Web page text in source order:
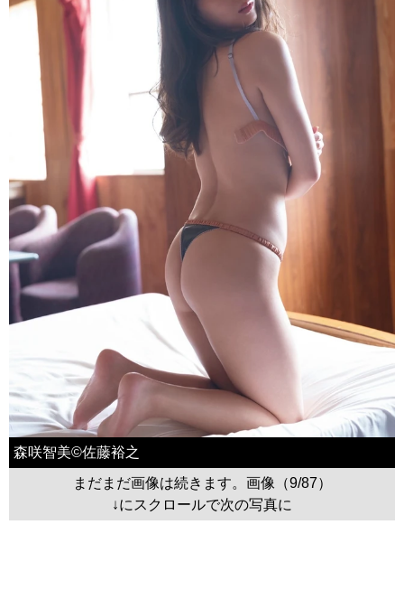
森咲智美©佐藤裕之
まだまだ画像は続きます。画像（9/87）
↓にスクロールで次の写真に